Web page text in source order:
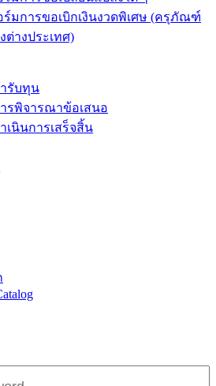
มการขอเบิกเงินงวดพิเศษ (ครุภัณฑ์
ต่างประเทศ)
รับทุน
รพิจารณาข้อเสนอ
เนินการเสร็จสิ้น